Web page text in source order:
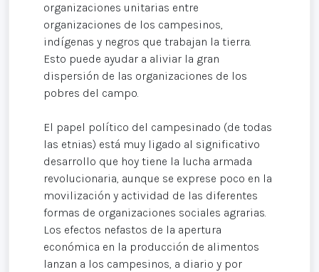
organizaciones unitarias entre
organizaciones de los campesinos,
indígenas y negros que trabajan la tierra.
Esto puede ayudar a aliviar la gran
dispersión de las organizaciones de los
pobres del campo.
El papel político del campesinado (de todas
las etnias) está muy ligado al significativo
desarrollo que hoy tiene la lucha armada
revolucionaria, aunque se exprese poco en la
movilización y actividad de las diferentes
formas de organizaciones sociales agrarias.
Los efectos nefastos de la apertura
económica en la producción de alimentos
lanzan a los campesinos, a diario y por